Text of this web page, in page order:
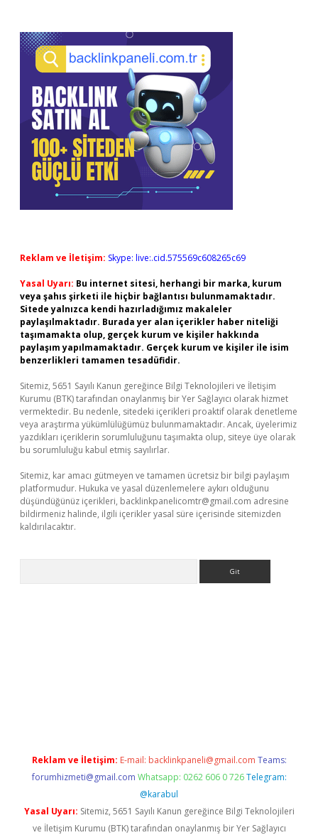
Reklam ve İletişim: Skype: live:.cid.575569c608265c69
Yasal Uyarı: Bu internet sitesi, herhangi bir marka, kurum
veya şahıs şirketi ile hiçbir bağlantısı bulunmamaktadır.
Sitede yalnızca kendi hazırladığımız makaleler
paylaşılmaktadır. Burada yer alan içerikler haber niteliği
taşımamakta olup, gerçek kurum ve kişiler hakkında
paylaşım yapılmamaktadır. Gerçek kurum ve kişiler ile isim
benzerlikleri tamamen tesadüfidir.
Sitemiz, 5651 Sayılı Kanun gereğince Bilgi Teknolojileri ve İletişim
Kurumu (BTK) tarafından onaylanmış bir Yer Sağlayıcı olarak hizmet
vermektedir. Bu nedenle, sitedeki içerikleri proaktif olarak denetleme
veya araştırma yükümlülüğümüz bulunmamaktadır. Ancak, üyelerimiz
yazdıkları içeriklerin sorumluluğunu taşımakta olup, siteye üye olarak
bu sorumluluğu kabul etmiş sayılırlar.
Sitemiz, kar amacı gütmeyen ve tamamen ücretsiz bir bilgi paylaşım
platformudur. Hukuka ve yasal düzenlemelere aykırı olduğunu
düşündüğünüz içerikleri, backlinkpanelicomtr@gmail.com adresine
bildirmeniz halinde, ilgili içerikler yasal süre içerisinde sitemizden
kaldırılacaktır.
Reklam ve İletişim: E-mail: backlinkpaneli@gmail.com Teams:
forumhizmeti@gmail.com Whatsapp: 0262 606 0 726 Telegram:
@karabul
Yasal Uyarı: Sitemiz, 5651 Sayılı Kanun gereğince Bilgi Teknolojileri
ve İletişim Kurumu (BTK) tarafından onaylanmış bir Yer Sağlayıcı